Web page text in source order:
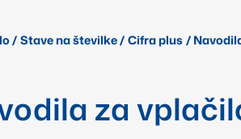
/Stave na številke/Cifra plus/
za